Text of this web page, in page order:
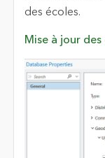
des écoles.
Mise à jour